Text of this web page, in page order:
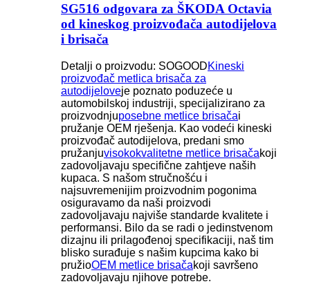
SG516 odgovara za ŠKODA Octavia
od kineskog proizvođača autodijelova
i brisača
Detalji o proizvodu: SOGOODKineski
proizvođač metlica brisača za
autodijeloveje poznato poduzeće u
automobilskoj industriji, specijalizirano za
proizvodnjuposebne metlice brisačai
pružanje OEM rješenja. Kao vodeći kineski
proizvođač autodijelova, predani smo
pružanjuvisokokvalitetne metlice brisačakoji
zadovoljavaju specifične zahtjeve naših
kupaca. S našom stručnošću i
najsuvremenijim proizvodnim pogonima
osiguravamo da naši proizvodi
zadovoljavaju najviše standarde kvalitete i
performansi. Bilo da se radi o jedinstvenom
dizajnu ili prilagođenoj specifikaciji, naš tim
blisko surađuje s našim kupcima kako bi
pružioOEM metlice brisačakoji savršeno
zadovoljavaju njihove potrebe.